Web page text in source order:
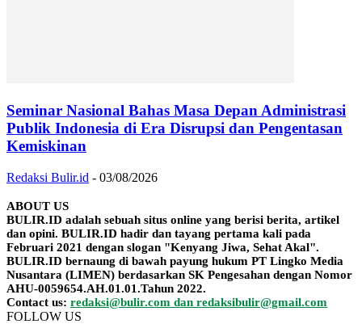
Seminar Nasional Bahas Masa Depan Administrasi
Publik Indonesia di Era Disrupsi dan Pengentasan
Kemiskinan
Redaksi Bulir.id - 03/08/2026
ABOUT US
BULIR.ID adalah sebuah situs online yang berisi berita, artikel
dan opini. BULIR.ID hadir dan tayang pertama kali pada
Februari 2021 dengan slogan "Kenyang Jiwa, Sehat Akal".
BULIR.ID bernaung di bawah payung hukum PT Lingko Media
Nusantara (LIMEN) berdasarkan SK Pengesahan dengan Nomor
AHU-0059654.AH.01.01.Tahun 2022.
Contact us: redaksi@bulir.com dan redaksibulir@gmail.com
FOLLOW US